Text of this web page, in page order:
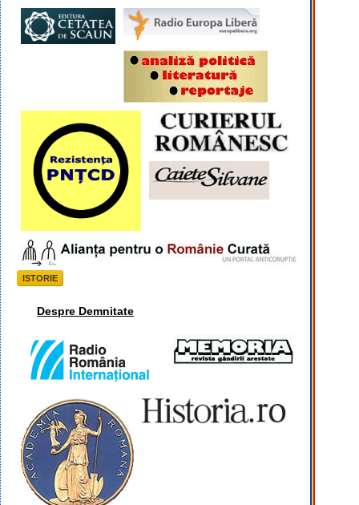
ISTORIE
Despre Demnitate